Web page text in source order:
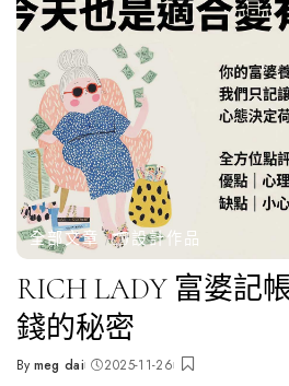
全部文章 🗂️設計作品
RICH LADY 富婆記
錢的秘密
Posted
By meg dai 2025-11-26